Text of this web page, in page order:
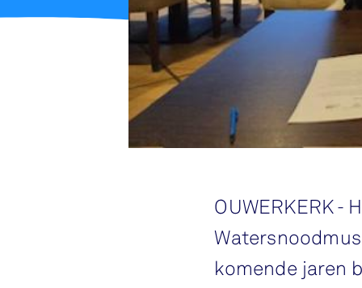
OUWERKERK -
komende jaren